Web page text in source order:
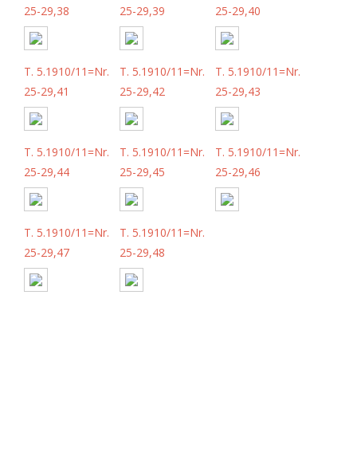
25-29,38
25-29,39
25-29,40
T. 5.1910/11=Nr.
25-29,41
T. 5.1910/11=Nr.
25-29,42
T. 5.1910/11=Nr.
25-29,43
T. 5.1910/11=Nr.
25-29,44
T. 5.1910/11=Nr.
25-29,45
T. 5.1910/11=Nr.
25-29,46
T. 5.1910/11=Nr.
25-29,47
T. 5.1910/11=Nr.
25-29,48